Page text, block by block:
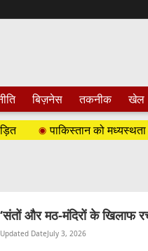
बिज़नेस तकनीक खेल
पाकिस्तान को मध्यस्थता से
‘संतों और मठ-मंदिरों के खिलाफ
Updated DateJuly 3, 2026